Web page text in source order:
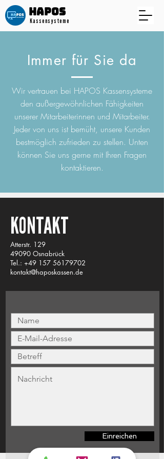
HAPOS​
Kassensysteme
Immer für Sie da
Wir vertrauen bei HAPOS Kassensysteme
den außergewöhnlichen Fähigkeiten
unserer Mitarbeiterinnen und Mitarbeiter.
Jeder von uns ist bemüht, unsere Kunden
bestmöglich zufrieden zu stellen. Unten
können Sie uns gerne mit Ihren Fragen
kontaktieren.
KONTAKT
Atterstr. 129
49090 Osnabrück
Tel.: +49 157 56179702
kontakt@haposkassen.de
Einreichen